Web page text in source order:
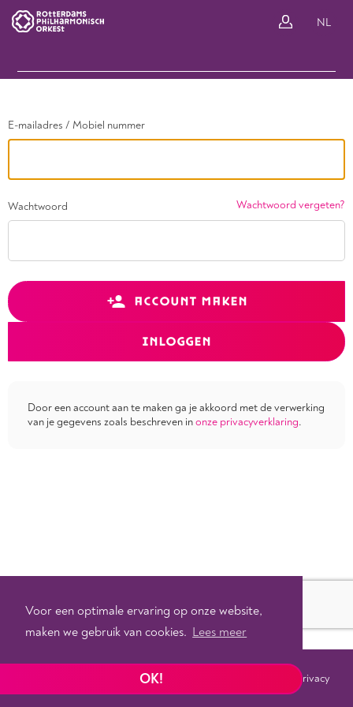
Voor een optimale ervaring op onze website,
maken we gebruik van cookies. Lees meer
OK!
NL
E-mailadres / Mobiel nummer
Wachtwoord Wachtwoord vergeten?
ACCOUNT MAKEN
INLOGGEN
Door een account aan te maken ga je akkoord met de verwerking
van je gegevens zoals beschreven inonze privacyverklaring.
Tixly Privacy